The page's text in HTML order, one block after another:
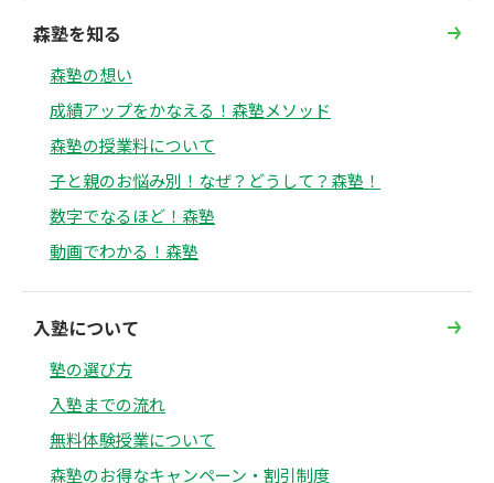
森塾を知る
森塾の想い
成績アップをかなえる！森塾メソッド
森塾の授業料について
子と親のお悩み別！なぜ？どうして？森塾！
数字でなるほど！森塾
動画でわかる！森塾
入塾について
塾の選び方
入塾までの流れ
無料体験授業について
森塾のお得なキャンペーン・割引制度